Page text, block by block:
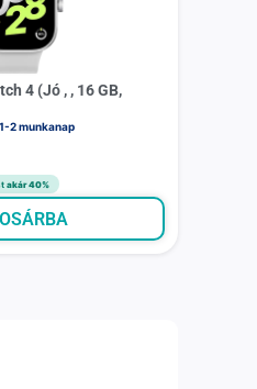
4 (Jó , , 16 GB,
2 munkanap
akár 40%